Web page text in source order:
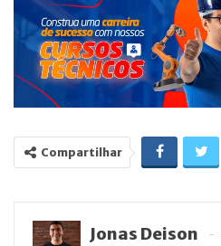
Compartilhar
Jonas Deison